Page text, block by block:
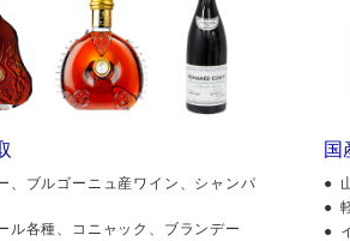
、ブルゴーニュ産ワイン、シャンパ
ル各種、コニャック、ブランデー
国